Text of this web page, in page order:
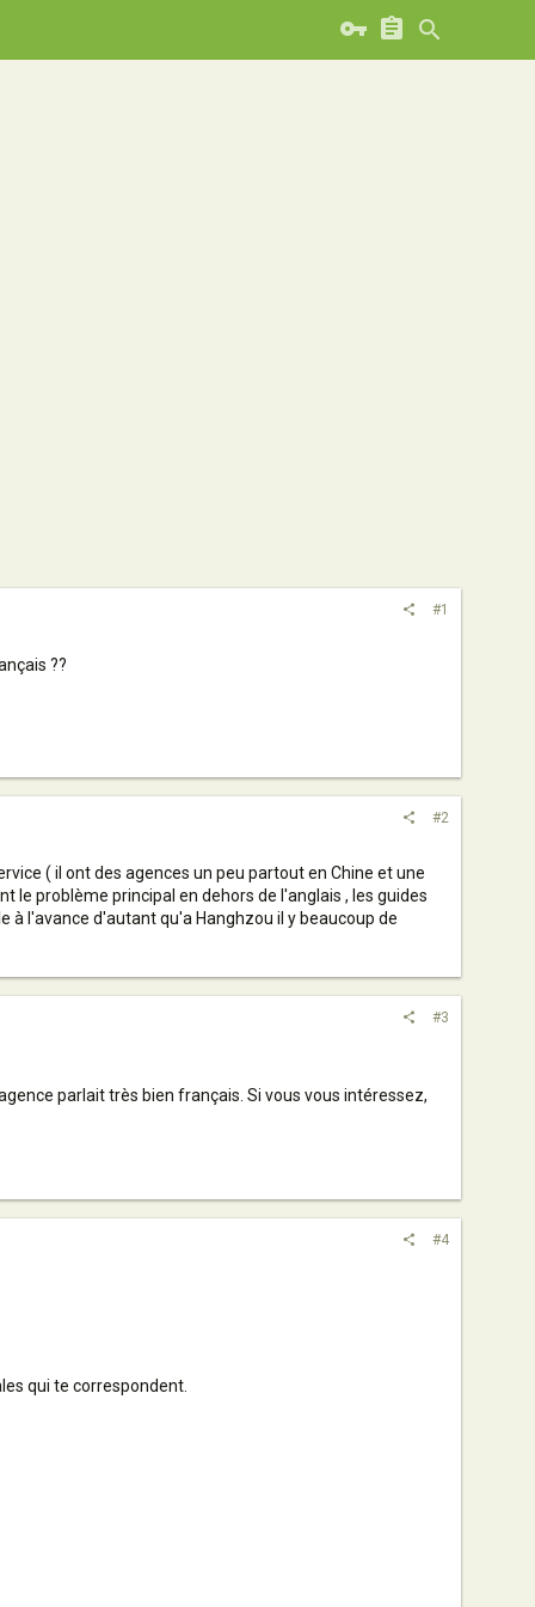
#1
??
#2
( il ont des agences un peu partout en Chine et une
le problème principal en dehors de l'anglais , les guides
à l'avance d'autant qu'a Hanghzou il y beaucoup de
#3
parlait très bien français. Si vous vous intéressez,
#4
qui te correspondent.